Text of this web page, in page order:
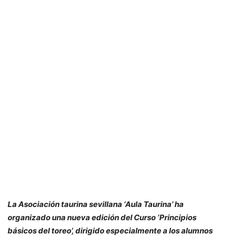
La Asociación taurina sevillana ‘Aula Taurina’ ha
organizado una nueva edición del Curso ‘Principios
básicos del toreo’, dirigido especialmente a los alumnos